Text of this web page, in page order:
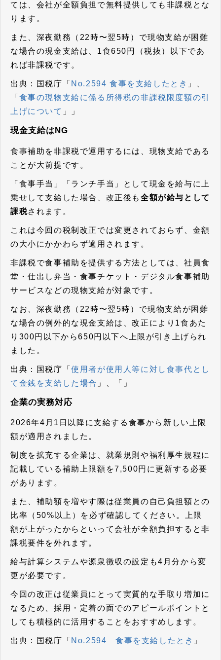
ては、会社が全額負担で無料提供しても非課税とな
ります。
また、深夜勤務（22時〜翌5時）で現物支給が困難
な場合の現金支給は、1食650円（税抜）以下であ
れば非課税です。
出典：国税庁「 No.2594 食事を支給したとき 」、
「 食事の現物支給に係る所得税の非課税限度額の引
上げについて 」」
現金支給はNG
食事補助を非課税で運用するには、現物支給である
ことが大前提です。
「食事手当」「ランチ手当」として現金を給与に上
乗せして支給した場合、改正後も 全額が給与として
課税されます。
これは今回の税制改正では変更されておらず、金額
の大小にかかわらず適用されます。
非課税で食事補助を提供する方法としては、社員食
堂・仕出し弁当・食事チケット・デジタル食事補助
サービスなどの現物支給が対象です。
なお、深夜勤務（22時〜翌5時）で現物支給が困難
な場合の例外的な現金支給は、改正により1食あた
り300円以下から650円以下へ上限が引き上げられ
ました。
出典：国税庁「使用者が使用人等に対し食事代とし
て金銭を支給した場合 」、「」
企業の実務対応
2026年4月1日以降に支給する食事から新しい上限
額が適用されました。
制度を拡充する企業は、就業規則や福利厚生規程に
記載している補助上限額を7,500円に更新する必要
があります。
また、補助額を増やす際は従業員の自己負担額との
比率（50%以上）を必ず確認してください。上限
額が上がったからといって会社が全額負担すると非
課税要件を外れます。
給与計算システムや源泉徴収の設定も4月分から変
更が必要です。
今回の改正は従業員にとって実質的な手取り増加に
なるため、採用・定着の面でのアピールポイントと
しても積極的に活用することをおすすめします。
出典：国税庁「 No.2594 食事を支給したとき 」